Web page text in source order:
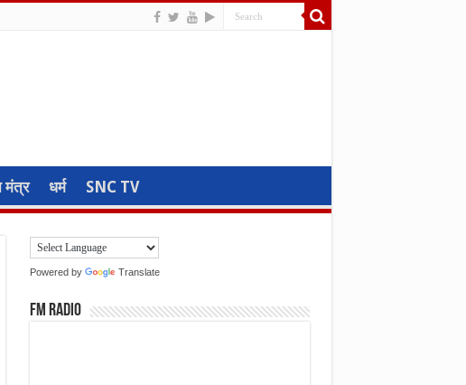
मंत्र धर्म SNC TV
Powered by Translate
FM Radio